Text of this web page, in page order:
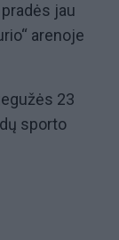
jau
arenoje
23
sporto